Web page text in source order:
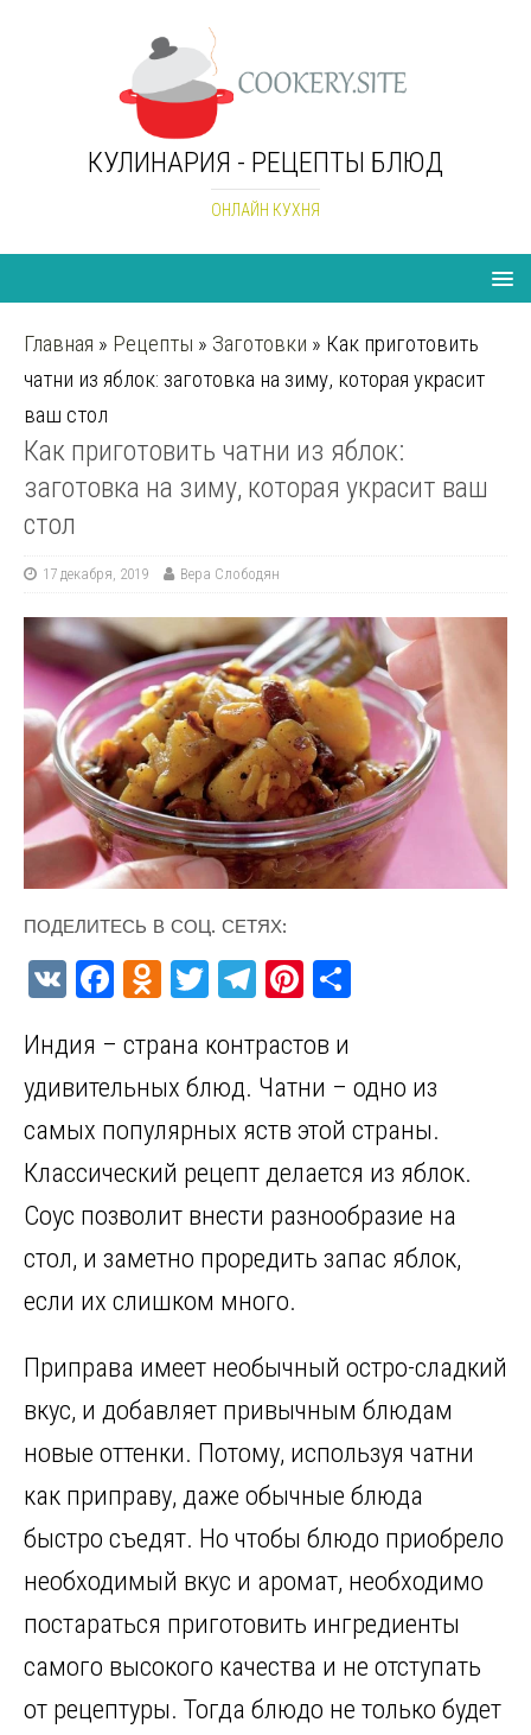
КУЛИНАРИЯ - РЕЦЕПТЫ БЛЮД
ОНЛАЙН КУХНЯ
Главная » Рецепты » Заготовки » Как приготовить
чатни из яблок: заготовка на зиму, которая украсит
ваш стол
Как приготовить чатни из яблок:
заготовка на зиму, которая украсит ваш
стол
17 декабря, 2019 Вера Слободян
ПОДЕЛИТЕСЬ В СОЦ. СЕТЯХ:
V
F
ce
b
o
o
k
O
n
o
kl
a
ss
ni
ki
T
it
te
r
T
e
gr
a
m
Pi
er
es
t
р
а
в
и
т
ь
Индия – страна контрастов и
удивительных блюд. Чатни – одно из
самых популярных яств этой страны.
Классический рецепт делается из яблок.
Соус позволит внести разнообразие на
стол, и заметно проредить запас яблок,
если их слишком много.
Приправа имеет необычный остро-сладкий
вкус, и добавляет привычным блюдам
новые оттенки. Потому, используя чатни
как приправу, даже обычные блюда
быстро съедят. Но чтобы блюдо приобрело
необходимый вкус и аромат, необходимо
постараться приготовить ингредиенты
самого высокого качества и не отступать
от рецептуры. Тогда блюдо не только будет